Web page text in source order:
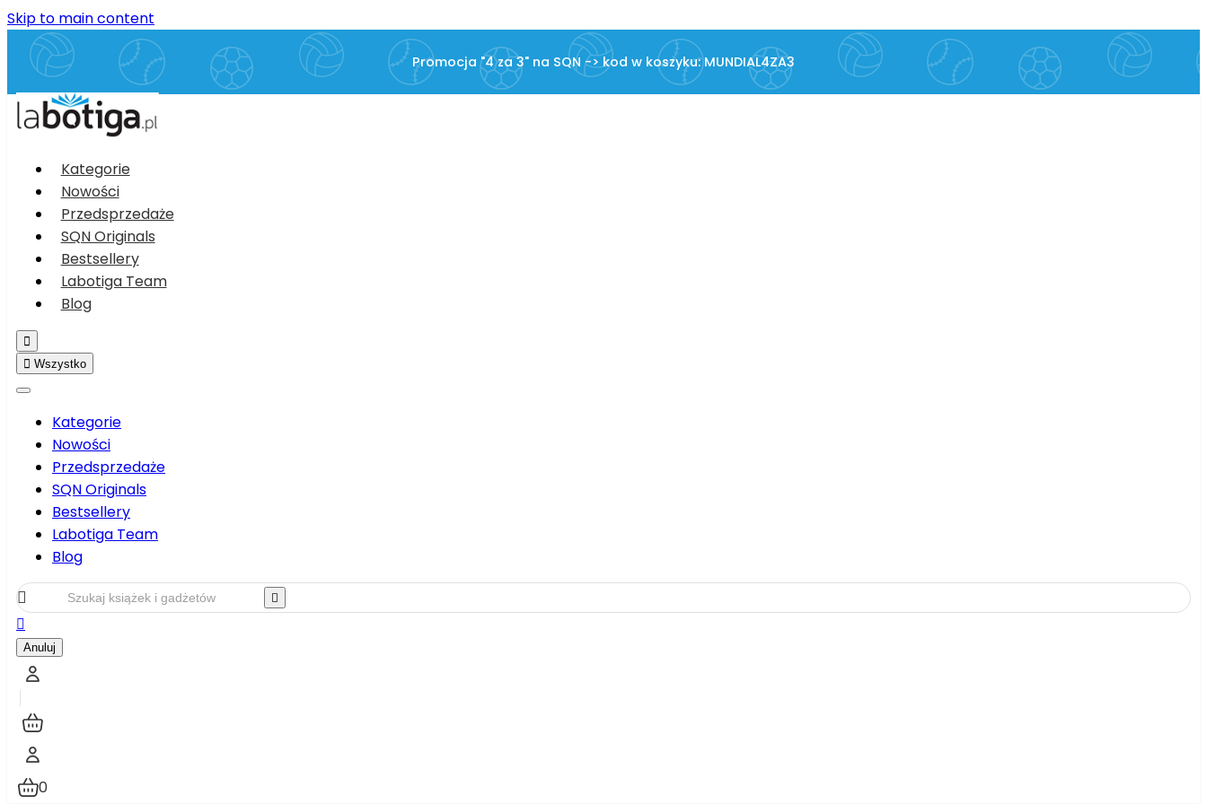
Skip to main content
Promocja "4 za 3" na SQN -> kod w koszyku: MUNDIAL4ZA3
Kategorie
Nowości
Przedsprzedaże
SQN Originals
Bestsellery
Labotiga Team
Blog

 Wszystko
Kategorie
Nowości
Przedsprzedaże
SQN Originals
Bestsellery
Labotiga Team
Blog
 

Anuluj
0